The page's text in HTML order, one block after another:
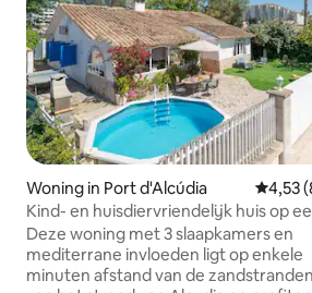
Woning in Port d'Alcúdia
4,53
Kind- en huisdiervriendelijk huis op
paar stappen van Hidropark
Deze woning met 3 slaapkamers en
mediterrane invloeden ligt op enkele
minuten afstand van de zandstranden